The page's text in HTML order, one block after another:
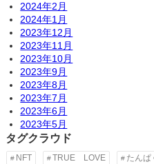
2024年2月
2024年1月
2023年12月
2023年11月
2023年10月
2023年9月
2023年8月
2023年7月
2023年6月
2023年5月
タグクラウド
NFT TRUE LOVE たんぱ